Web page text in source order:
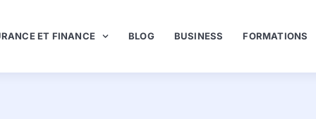
ET FINANCE BLOG BUSINESS FORMATIONS